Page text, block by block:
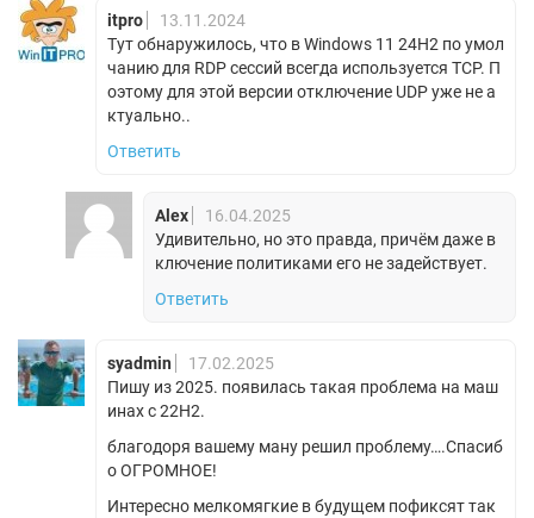
itpro
13.11.2024
Тут обнаружилось, что в Windows 11 24H2 по умол
чанию для RDP сессий всегда используется TCP. П
оэтому для этой версии отключение UDP уже не а
ктуально..
Ответить
Alex
16.04.2025
Удивительно, но это правда, причём даже в
ключение политиками его не задействует.
Ответить
syadmin
17.02.2025
Пишу из 2025. появилась такая проблема на маш
инах с 22H2.
благодоря вашему ману решил проблему….Спасиб
о ОГРОМНОЕ!
Интересно мелкомягкие в будущем пофиксят так